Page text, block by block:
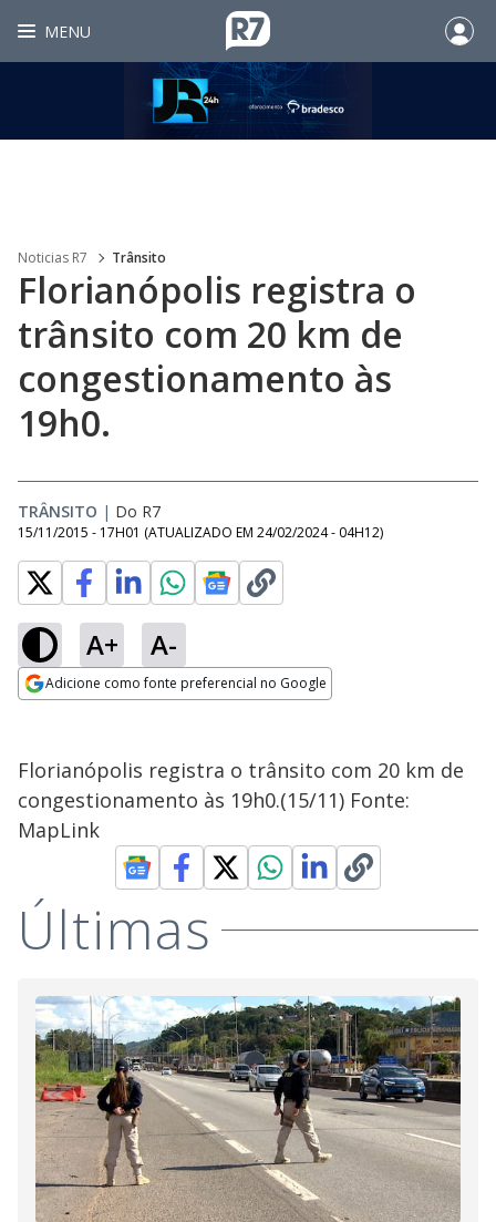
MENU
Noticias R7 Trânsito
Florianópolis registra o
trânsito com 20 km de
congestionamento às
19h0.
TRÂNSITO | Do R7
15/11/2015 - 17H01 (ATUALIZADO EM 24/02/2024 - 04H12)
A+ A-
Adicione como fonte preferencial no Google
Florianópolis registra o trânsito com 20 km de
congestionamento às 19h0.(15/11) Fonte:
MapLink
Últimas